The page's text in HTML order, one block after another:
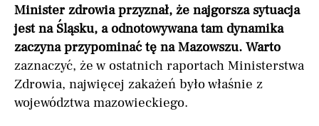
Minister zdrowia przyznał, że najgorsza sytuacja
jest na Śląsku, a odnotowywana tam dynamika
zaczyna przypominać tę na Mazowszu. Warto
zaznaczyć, że w ostatnich raportach Ministerstwa
Zdrowia, najwięcej zakażeń było właśnie z
województwa mazowieckiego.